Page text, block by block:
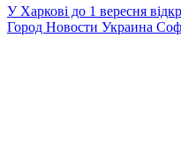
У Харкові до 1 вересня
Город Новости Украина